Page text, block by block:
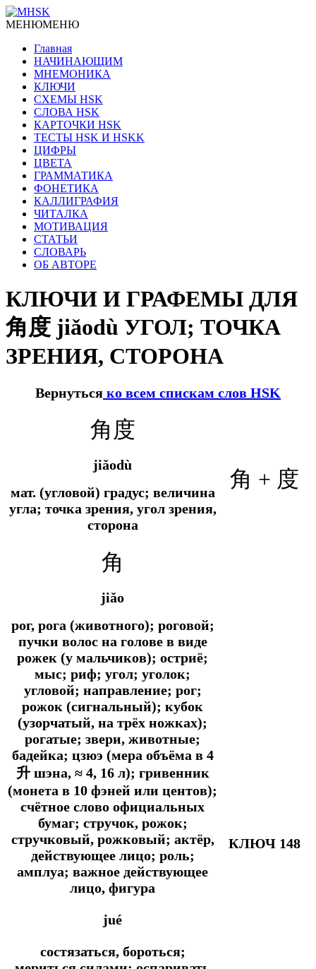
МЕНЮМЕНЮ
Главная
НАЧИНАЮЩИМ
МНЕМОНИКА
КЛЮЧИ
СХЕМЫ HSK
СЛОВА HSK
КАРТОЧКИ HSK
ТЕСТЫ HSK И HSKK
ЦИФРЫ
ЦВЕТА
ГРАММАТИКА
ФОНЕТИКА
КАЛЛИГРАФИЯ
ЧИТАЛКА
МОТИВАЦИЯ
СТАТЬИ
СЛОВАРЬ
ОБ АВТОРЕ
КЛЮЧИ И ГРАФЕМЫ ДЛЯ
角度 jiǎodù УГОЛ; ТОЧКА
ЗРЕНИЯ, СТОРОНА
Вернуться ко всем спискам слов HSK
角度
jiǎodù
мат. (угловой) градус; величина
угла; точка зрения, угол зрения,
сторона
角 + 度
角
jiǎo
рог, рога (животного); роговой;
пучки волос на голове в виде
рожек (у мальчиков); остриё;
мыс; риф; угол; уголок;
угловой; направление; рог;
рожок (сигнальный); кубок
(узорчатый, на трёх ножках);
рогатые; звери, животные;
бадейка; цзюэ (мера объёма в 4
升 шэна, ≈ 4, 16 л); гривенник
(монета в 10 фэней или центов);
счётное слово официальных
бумаг; стручок, рожок;
стручковый, рожковый; актёр,
действующее лицо; роль;
амплуа; важное действующее
лицо, фигура
jué
состязаться, бороться;
КЛЮЧ 148